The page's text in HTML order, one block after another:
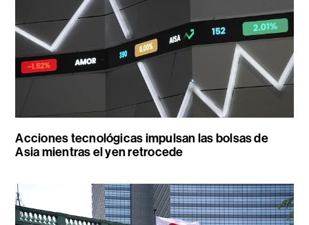
Acciones tecnológicas impulsan las bolsas de
Asia mientras el yen retrocede